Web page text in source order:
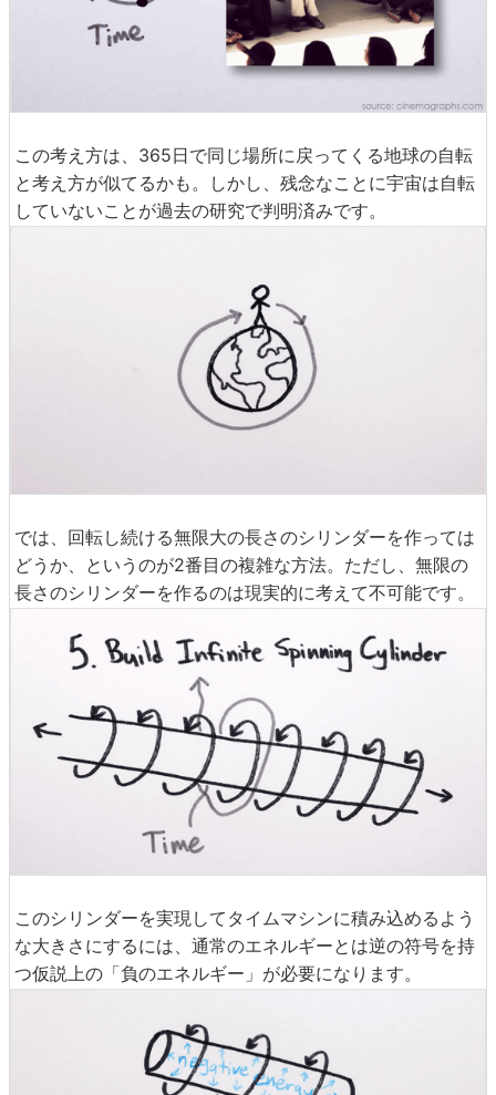
この考え方は、365日で同じ場所に戻ってくる地球の自転
と考え方が似てるかも。しかし、残念なことに宇宙は自転
していないことが過去の研究で判明済みです。
では、回転し続ける無限大の長さのシリンダーを作っては
どうか、というのが2番目の複雑な方法。ただし、無限の
長さのシリンダーを作るのは現実的に考えて不可能です。
このシリンダーを実現してタイムマシンに積み込めるよう
な大きさにするには、通常のエネルギーとは逆の符号を持
つ仮説上の「負のエネルギー」が必要になります。